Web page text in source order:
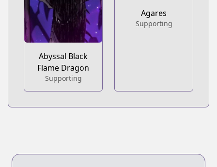
Abyssal Black
Flame Dragon
Supporting
Agares
Supporting